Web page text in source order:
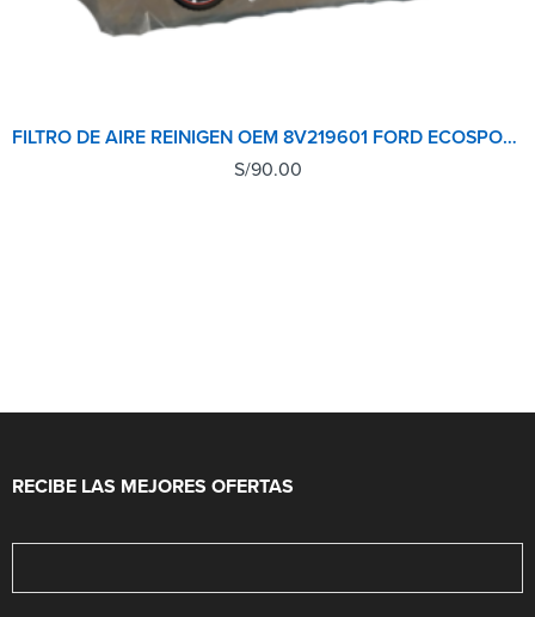
FILTRO DE AIRE REINIGEN OEM 8V219601 FORD ECOSPORT
S/90.00
RECIBE LAS MEJORES OFERTAS